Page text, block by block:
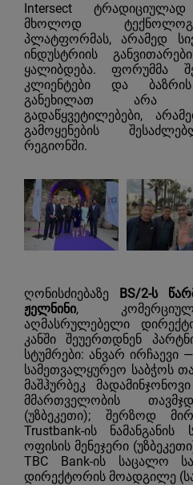
Intersect
მხოლოდ
პლატფორმას, არამედ
ინდუსტრიის
ყალიბდება. ფორუმმა
კლიენტები და
განეხილათ არა
გადაწყვეტილებები,
გამოყენების
რეგიონში.
ღონისძიებაზე BS/2-ს
ჟელნინი,
აღმასრულებელი
კანში შეუერთდნენ
სტუმრები: ანვარ ირჩაევი —
სამეთვალყურეო საბჭოს
მაშჰურბეკ
მმართველობის
(უზბეკეთი); შერზოდ
Trustbank-ის ნამანგანის
ოფისის მენეჯერი
TBC Bank-ის საცალო
დირექტორის მოადგილე